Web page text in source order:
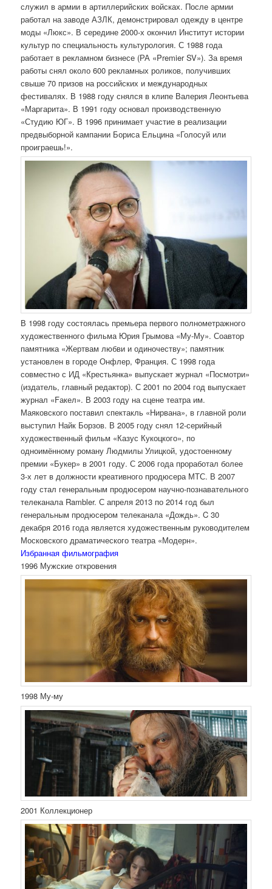
служил в армии в артиллерийских войсках. После армии
работал на заводе АЗЛК, демонстрировал одежду в центре
моды «Люкс». В середине 2000-х окончил Институт истории
культур по специальность культурология. С 1988 года
работает в рекламном бизнесе (РА «Premier SV»). За время
работы снял около 600 рекламных роликов, получивших
свыше 70 призов на российских и международных
фестивалях. В 1988 году снялся в клипе Валерия Леонтьева
«Маргарита». В 1991 году основал производственную
«Студию ЮГ». В 1996 принимает участие в реализации
предвыборной кампании Бориса Ельцина «Голосуй или
проиграешь!».
В 1998 году состоялась премьера первого полнометражного
художественного фильма Юрия Грымова «Му-Му». Соавтор
памятника «Жертвам любви и одиночеству»; памятник
установлен в городе Онфлер, Франция. С 1998 года
совместно с ИД «Крестьянка» выпускает журнал «Посмотри»
(издатель, главный редактор). С 2001 по 2004 год выпускает
журнал «Fакел». В 2003 году на сцене театра им.
Маяковского поставил спектакль «Нирвана», в главной роли
выступил Найк Борзов. В 2005 году снял 12-серийный
художественный фильм «Казус Кукоцкого», по
одноимённому роману Людмилы Улицкой, удостоенному
премии «Букер» в 2001 году. С 2006 года проработал более
3-х лет в должности креативного продюсера МТС. В 2007
году стал генеральным продюсером научно-познавательного
телеканала Rambler. С апреля 2013 по 2014 год был
генеральным продюсером телеканала «Дождь». C 30
декабря 2016 года является художественным руководителем
Московского драматического театра «Модерн».
Избранная фильмография
1996 Мужские откровения
1998 Му-му
2001 Коллекционер